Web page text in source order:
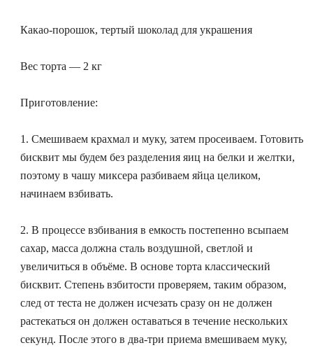
Какао-порошок, тертый шоколад для украшения
Вес торта — 2 кг
Приготовление:
1. Смешиваем крахмал и муку, затем просеиваем. Готовить
бисквит мы будем без разделения яиц на белки и желтки,
поэтому в чашу миксера разбиваем яйца целиком,
начинаем взбивать.
2. В процессе взбивания в емкость постепенно всыпаем
сахар, масса должна сталь воздушной, светлой и
увеличиться в объёме. В основе торта классический
бисквит. Степень взбитости проверяем, таким образом,
след от теста не должен исчезать сразу он не должен
растекаться он должен оставаться в течение нескольких
секунд. После этого в два-три приема вмешиваем муку,